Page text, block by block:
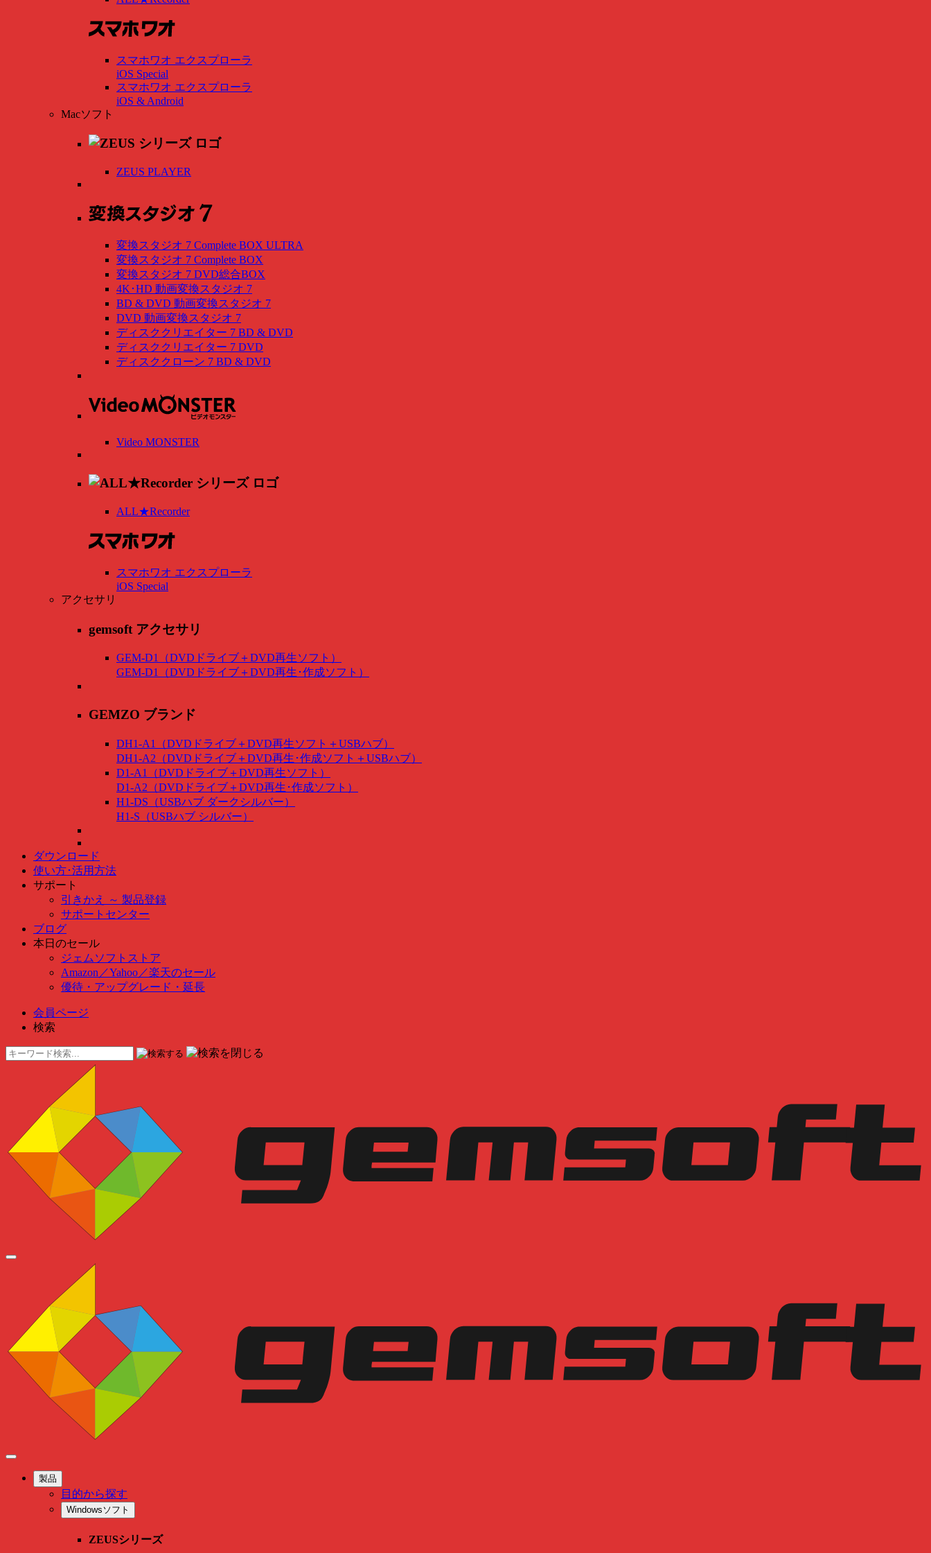
スマホワオ エクスプローラ
iOS Special
スマホワオ エクスプローラ
iOS & Android
Macソフト
ZEUS PLAYER
変換スタジオ 7 Complete BOX ULTRA
変換スタジオ 7 Complete BOX
変換スタジオ 7 DVD総合BOX
4K･HD 動画変換スタジオ 7
BD & DVD 動画変換スタジオ 7
DVD 動画変換スタジオ 7
ディスククリエイター 7 BD & DVD
ディスククリエイター 7 DVD
ディスククローン 7 BD & DVD
Video MONSTER
ALL★Recorder
スマホワオ エクスプローラ
iOS Special
アクセサリ
gemsoft アクセサリ
GEM-D1（DVDドライブ＋DVD再生ソフト）
GEM-D1（DVDドライブ＋DVD再生･作成ソフト）
GEMZO ブランド
DH1-A1（DVDドライブ＋DVD再生ソフト＋USBハブ）
DH1-A2（DVDドライブ＋DVD再生･作成ソフト＋USBハブ）
D1-A1（DVDドライブ＋DVD再生ソフト）
D1-A2（DVDドライブ＋DVD再生･作成ソフト）
H1-DS（USBハブ ダークシルバー）
H1-S（USBハブ シルバー）
ダウンロード
使い方･活用方法
サポート
引きかえ ～ 製品登録
サポートセンター
ブログ
本日のセール
ジェムソフトストア
Amazon ／Yahoo ／楽天のセール
優待・アップグレード・延長
会員ページ
検索
製品
目的から探す
Windowsソフト
ZEUSシリーズ